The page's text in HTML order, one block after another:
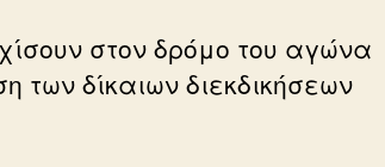
στον δρόμο του αγώνα
των δίκαιων διεκδικήσεων